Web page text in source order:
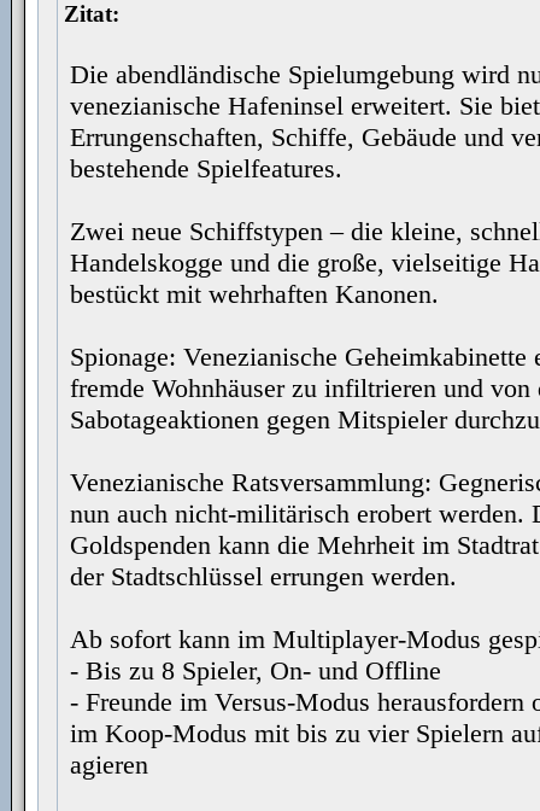
Zitat:
Die abendländische Spielumgebung wird
venezianische Hafeninsel erweitert. Sie
Errungenschaften, Schiffe, Gebäude und
bestehende Spielfeatures.
Zwei neue Schiffstypen – die kleine,
Handelskogge und die große, vielseitige
bestückt mit wehrhaften Kanonen.
Spionage: Venezianische Geheimkabinette
fremde Wohnhäuser zu infiltrieren und von
Sabotageaktionen gegen Mitspieler
Venezianische Ratsversammlung:
nun auch nicht-militärisch erobert werden.
Goldspenden kann die Mehrheit im
der Stadtschlüssel errungen werden.
Ab sofort kann im Multiplayer-Modus
- Bis zu 8 Spieler, On- und Offline
- Freunde im Versus-Modus herausfordern
im Koop-Modus mit bis zu vier Spielern
agieren